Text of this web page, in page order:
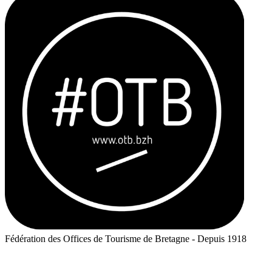
Fédération des Offices de Tourisme de Bretagne - Depuis 1918